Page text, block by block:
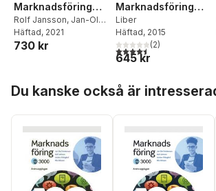
Marknadsföring
Övningsbok
Rolf Jansson, Jan-Olof
Andersson,Anders
Pihlsgård
Häftad, 2021
730 kr
Marknadsföring
Kommentarer och
lösningar
Liber
Häftad, 2015
4,5utav 5 stjärnor. Totalt
(2)
645 kr
Du kanske också är